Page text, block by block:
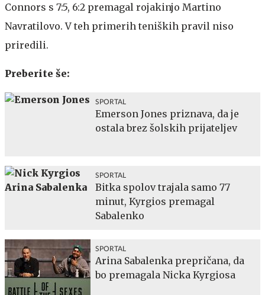
Connors s 7:5, 6:2 premagal rojakinjo Martino
Navratilovo. V teh primerih teniških pravil niso
priredili.
Preberite še:
SPORTAL
Emerson Jones priznava, da je
ostala brez šolskih prijateljev
SPORTAL
Bitka spolov trajala samo 77
minut, Kyrgios premagal
Sabalenko
SPORTAL
Arina Sabalenka prepričana, da
bo premagala Nicka Kyrgiosa